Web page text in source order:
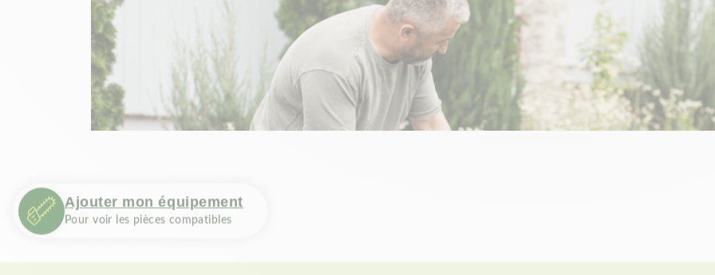
Ajouter mon équipement
Pour voir les pièces compatibles